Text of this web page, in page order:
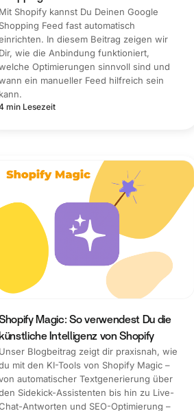
Mit Shopify kannst Du Deinen Google
Shopping Feed fast automatisch
In diesem Beitrag zeigen wir
Dir, wie die Anbindung funktioniert,
Optimierungen sinnvoll sind und
ein manueller Feed hilfreich sein
kann.
min Lesezeit
Magic: So verwendest Du die
künstliche Intelligenz von Shopify
Unser Blogbeitrag zeigt dir praxisnah, wie
mit den KI-Tools von Shopify Magic –
automatischer Textgenerierung über
Sidekick-Assistenten bis hin zu Live-
Antworten und SEO-Optimierung –